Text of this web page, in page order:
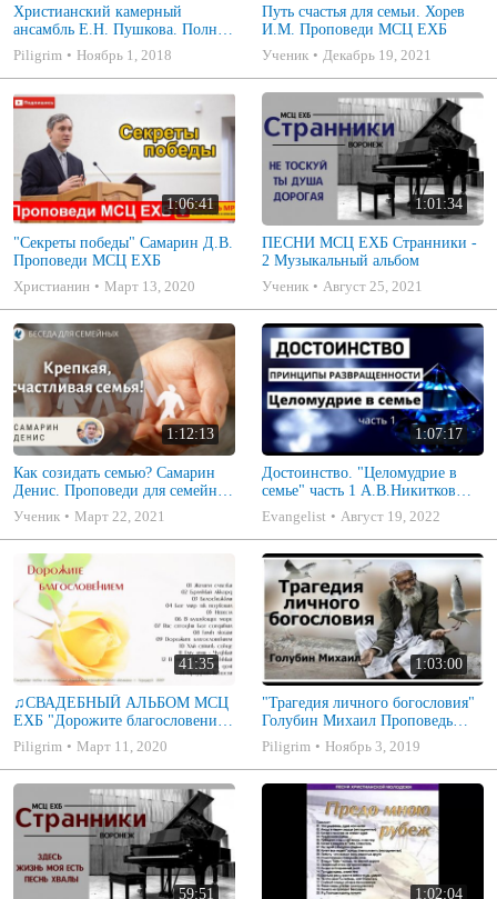
Христианский камерный
ансамбль Е.Н. Пушкова. Полное
собрание
Piligrim Ноябрь 1, 2018
Путь счастья для семьи. Хорев
И.М. Проповеди МСЦ ЕХБ
Ученик
Декабрь 19, 2021
1:06:41
"Секреты победы" Самарин Д.В.
Проповеди МСЦ ЕХБ
Христианин
Март 13, 2020
1:01:34
ПЕСНИ МСЦ ЕХБ Странники -
2 Музыкальный альбом
Ученик
Август 25, 2021
1:12:13
Как созидать семью? Самарин
Денис. Проповеди для семейных
МСЦ ЕХБ
Ученик Март 22, 2021
1:07:17
Достоинство. "Целомудрие в
семье" часть 1 А.В.Никитков
Беседа для семейных МСЦ ЕХБ
Evangelist Август 19, 2022
41:35
♫СВАДЕБНЫЙ АЛЬБОМ МСЦ
ЕХБ "Дорожите благословением
- Христианские песни.
Музыкальный диск. Псалмы
Piligrim Март 11, 2020
1:03:00
"Трагедия личного богословия"
Голубин Михаил Проповедь
2019
Piligrim Ноябрь 3, 2019
59:51 1:02:04